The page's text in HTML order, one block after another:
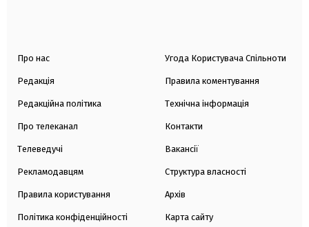
Про нас
Редакція
Редакційна політика
Про телеканал
Телеведучі
Рекламодавцям
Правила користування
Політика конфіденційності
Угода Користувача Спільноти
Правила коментування
Технічна інформація
Контакти
Вакансії
Структура власності
Архів
Карта сайту